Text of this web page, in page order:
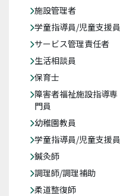
施設管理者
学童指導員/児童支援員
サービス管理責任者
生活相談員
保育士
障害者福祉施設指導専
門員
幼稚園教員
学童指導員/児童支援員
鍼灸師
調理師/調理補助
柔道整復師